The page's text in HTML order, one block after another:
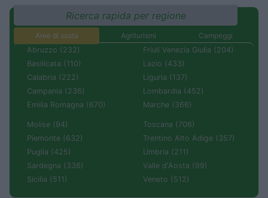
Ricerca rapida per regione
Aree di sosta Agriturismi
Campeggi
Abruzzo (232)
Basilicata (110)
Calabria (222)
Campania (236)
Emilia Romagna (670)
Friuli Venezia Giulia (204)
Lazio (433)
Liguria (137)
Lombardia (452)
Marche (366)
Molise (94)
Piemonte (632)
Puglia (425)
Sardegna (336)
Sicilia (511)
Toscana (706)
Trentino Alto Adige (357)
Umbria (211)
Valle d'Aosta (99)
Veneto (512)